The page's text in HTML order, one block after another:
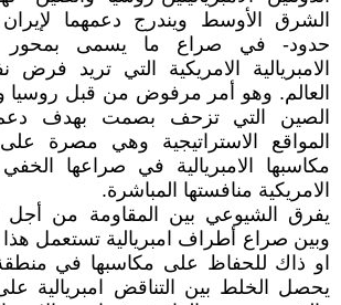
الشرق الأوسط ويندرج دعمهما
حدود- في صراع ما يسمى بمحور
الامبريالية الامريكية التي تريد
العالم. وهو أمر مرفوض من قبل
الصين التي تزحف بصمت بهدف
المواقع الاستراتيجية وهي مصرة
مكاسبها الامبريالية في صراعها الخفي
الامريكية منافستها المباشرة.
يفرق الشيوعي بين المقاومة من أجل
وبين صراع أطراف امبريالية تستعمل
او ذاك للحفاظ على مكاسبها في
يحصل الخلط بين التناقض امبريالية